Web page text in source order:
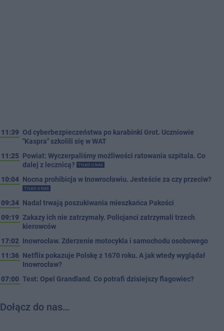
11:39 Od cyberbezpieczeństwa po karabinki Grot. Uczniowie
"Kaspra" szkolili się w WAT
11:25 Powiat: Wyczerpaliśmy możliwości ratowania szpitala. Co
dalej z lecznicą?
TYLKO U NAS
10:04 Nocna prohibicja w Inowrocławiu. Jesteście za czy przeciw?
TYLKO U NAS
09:34 Nadal trwają poszukiwania mieszkańca Pakości
09:19 Zakazy ich nie zatrzymały. Policjanci zatrzymali trzech
kierowców
17:02 Inowrocław. Zderzenie motocykla i samochodu osobowego
11:36 Netflix pokazuje Polskę z 1670 roku. A jak wtedy wyglądał
Inowrocław?
07:00 Test: Opel Grandland. Co potrafi dzisiejszy flagowiec?
Dołącz do nas…